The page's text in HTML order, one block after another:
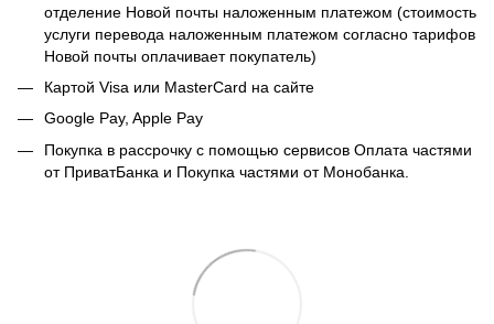
отделение Новой почты наложенным платежом (стоимость
услуги перевода наложенным платежом согласно тарифов
Новой почты оплачивает покупатель)
Картой Visa или MasterCard на сайте
Google Pay, Apple Pay
Покупка в рассрочку с помощью сервисов Оплата частями
от ПриватБанка и Покупка частями от Монобанка.